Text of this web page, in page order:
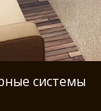
системы